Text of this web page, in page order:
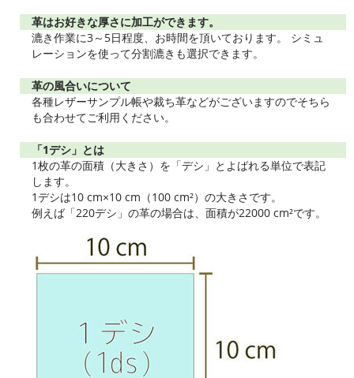
革はお好きな厚さに加工ができます。
漉き作業に3～5日程度、お時間を頂いております。 シミュ
レーションを使って分割漉きも選択できます。
革の風合いについて
各種レザーサンプル帳や裁ち革などがございますのでそちら
も合わせてご利用ください。
「1デシ」とは
1枚の革の面積（大きさ）を「デシ」とよばれる単位で表記
します。
1デシは10 cm×10 cm（100 cm²）の大きさです。
例えば「220デシ」の革の場合は、面積が22000 cm²です。